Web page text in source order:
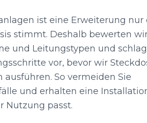
ist eine Erweiterung nur
stimmt. Deshalb bewerten
und Leitungstypen und
vor, bevor wir
So vermeiden Sie
und erhalten eine
Nutzung passt.